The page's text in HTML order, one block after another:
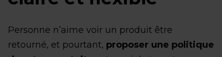
Personne n’aime voir un produit être
retourné, et pourtant, proposer une politique